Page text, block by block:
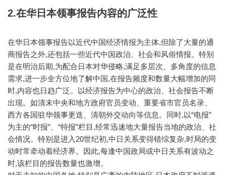
2.在华日本领事报告内容的广泛性
在华日本领事报告以近代中国经济情报为主体,但除了大量的通
商报告之外,还包括一些近代中国政治、社会和风俗情报。特别
是在明治后期,为配合日本对华侵略,满足多层次、多角度的信息
需求,进一步全方位地了解中国,在报告频度和数量大幅增加的同
时,内容也日趋广泛。以经济报告为中心的政治、社会报告不断
出现。如清末中央和地方政府官员变动、重要省市官员名录、
西方各国驻华领事更迭、清朝外交动向等信息。同时,以“电报”
为主的“时报”、“特报”栏目,经常迅速地大量报告当地的政治、社
会情况。特别是进入20世纪初,中日关系变得错综复杂,时局的变
动时常牵动着经济界。因此,每逢中国政局或中日关系有波动之
时,该栏目的报告数量也激增。